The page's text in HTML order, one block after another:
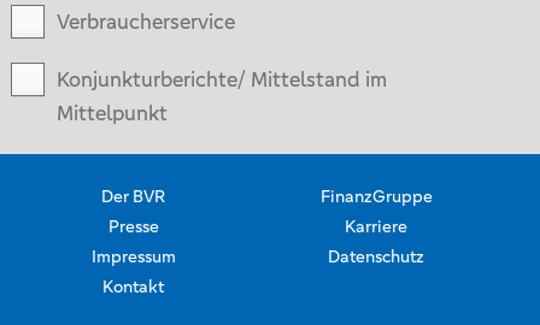
Verbraucherservice
Konjunkturberichte/ Mittelstand im
Mittelpunkt
Der BVR
FinanzGruppe
Presse
Karriere
Impressum
Datenschutz
Kontakt